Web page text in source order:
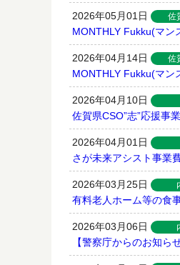
2026年05月01日 佐
MONTHLY Fukku(マン
2026年04月14日 佐
MONTHLY Fukku(マン
2026年04月10日
佐賀県CSO”志”応援事
2026年04月01日
さが未来アシスト事業
2026年03月25日
有料老人ホーム等の食
2026年03月06日
【警察庁からのお知